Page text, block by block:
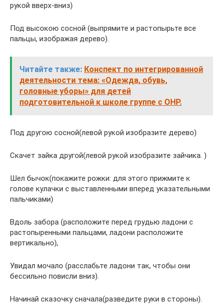
рукой вверх-вниз)
Под высокою сосной (выпрямите и растопырьте все
пальцы, изображая дерево).
Читайте также: Конспект по интегрированной
деятельности тема: «Одежда, обувь,
головные уборы» для детей
подготовительной к школе группе с ОНР.
Под другою сосной(левой рукой изобразите дерево)
Скачет зайка другой(левой рукой изобразите зайчика. )
Шел бычок(покажите рожки: для этого прижмите к
голове кулачки с выставленными вперед указательными
пальчиками)
Вдоль забора (расположите перед грудью ладони с
растопыренными пальцами, ладони расположите
вертикально),
Увидал мочало (расслабьте ладони так, чтобы они
бессильно повисли вниз).
Начинай сказочку сначала(разведите руки в стороны).